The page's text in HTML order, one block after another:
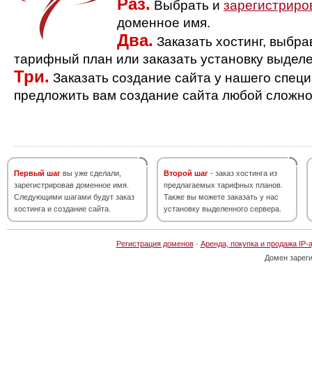
Раз. Выбрать и
доменное имя.
Два. Заказать хостинг,
тарифный план или заказать установку
Три. Заказать создание сайта у нашего
предложить вам создание сайта любой
Первый шаг вы уже сделали,
зарегистрировав доменное имя.
Следующими шагами будут заказ
хостинга и создание сайта.
Второй шаг - заказ хостинга из
предлагаемых тарифных планов.
Также вы можете заказать у нас
установку выделенного сервера.
Регистрация доменов· Аренда, покупка и продажа IP-
Домен